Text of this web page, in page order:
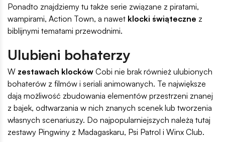
Ponadto znajdziemy tu także serie związane z piratami,
wampirami, Action Town, a nawet klocki świąteczne z
biblijnymi tematami przewodnimi.
Ulubieni bohaterzy
W zestawach klocków Cobi nie brak również ulubionych
bohaterów z filmów i seriali animowanych. Te największe
dają możliwość zbudowania elementów przestrzeni znanej
z bajek, odtwarzania w nich znanych scenek lub tworzenia
własnych scenariuszy. Do najpopularniejszych należą tutaj
zestawy Pingwiny z Madagaskaru, Psi Patrol i Winx Club.